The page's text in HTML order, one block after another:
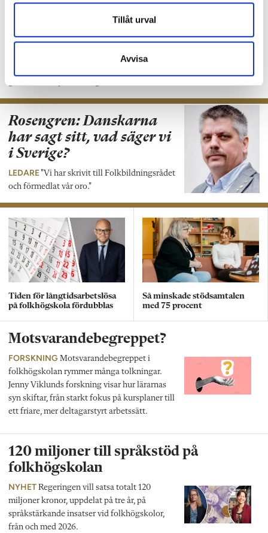
Tillåt urval
Avvisa
Jag lärde mig det periodiska
hatade underhögstadiet – plötsligt älskade
jag det! Är det inte typiskt folkhögskola så
Rosengren: Danskarna
har sagt sitt, vad säger vi
i Sverige?
LEDARE "Vi har skrivit till Folkbildningsrådet
och förmedlat vår oro."
Tiden för långtidsarbetslösa
på folkhögskola fördubblas
Så minskade stödsamtalen
med 75 procent
Motsvarandebegreppet?
FORSKNING Motsvarandebegreppet i
folkhögskolan rymmer många tolkningar.
Jenny Viklunds forskning visar hur lärarnas
syn skiftar, från starkt fokus på kursplaner till
ett friare, mer deltagarstyrt arbetssätt.
120 miljoner till språkstöd på
folkhögskolan
NYHET Regeringen vill satsa totalt 120
miljoner kronor, uppdelat på tre år, på
språkstärkande insatser vid folkhögskolor,
från och med 2026.